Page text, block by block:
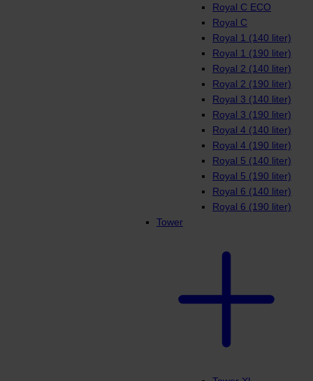
Royal C ECO
Royal C
Royal 1 (140 liter)
Royal 1 (190 liter)
Royal 2 (140 liter)
Royal 2 (190 liter)
Royal 3 (140 liter)
Royal 3 (190 liter)
Royal 4 (140 liter)
Royal 4 (190 liter)
Royal 5 (140 liter)
Royal 5 (190 liter)
Royal 6 (140 liter)
Royal 6 (190 liter)
Tower